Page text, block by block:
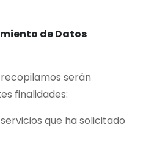
de Datos
serán
finalidades:
que ha solicitado